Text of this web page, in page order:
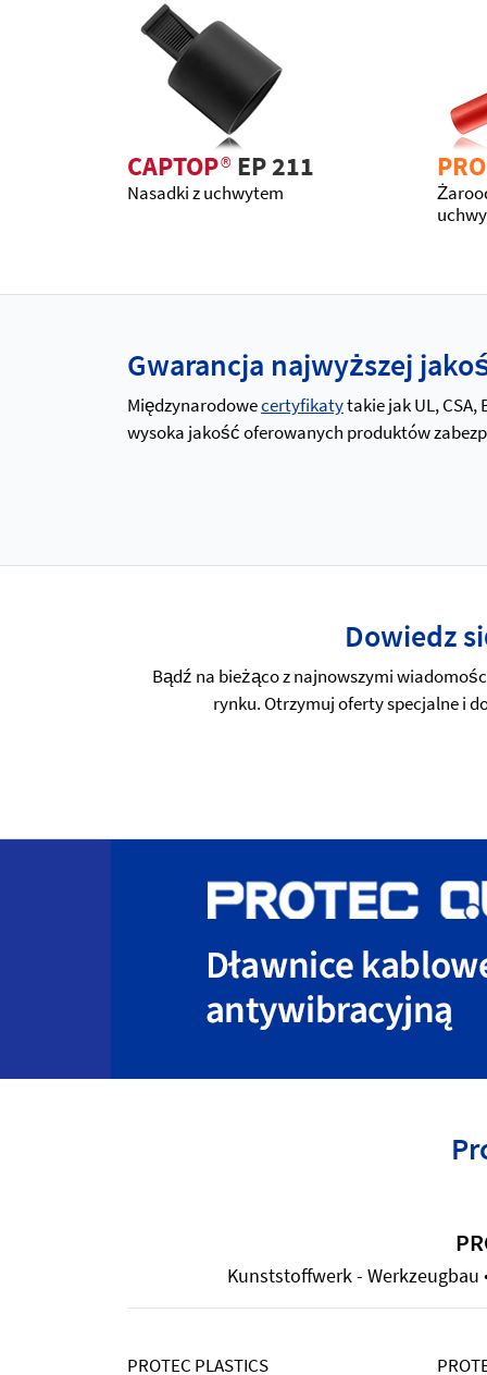
CAPTOP®EP 211
Nasadki z uchwytem
Gwarancja najwyższej
Międzynarodowecertyfikatytakie jak UL, CSA,
wysoka jakość oferowanych produktów
Dowiedz
Bądź na bieżąco z najnowszymi
rynku. Otrzymuj oferty specjalne i
Kunststoffwerk - Werkzeugbau
PROTEC PLASTICS